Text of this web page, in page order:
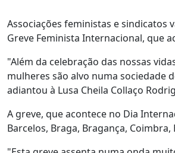
Associações feministas e sindicatos
Greve Feminista Internacional, que
"Além da celebração das nossas
mulheres são alvo numa sociedade
adiantou à Lusa Cheila Collaço
A greve, que acontece no Dia
Barcelos, Braga, Bragança,